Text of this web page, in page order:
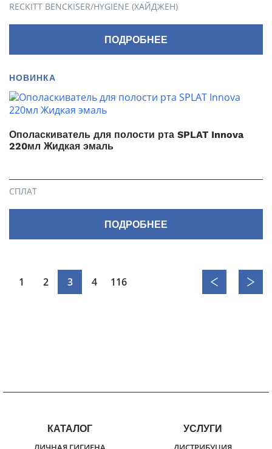
RECKITT BENCKISER/HYGIENE (ХАЙДЖЕН)
ПОДРОБНЕЕ
НОВИНКА
Ополаскиватель для полости рта SPLAT Innova
220мл Жидкая эмаль
СПЛАТ
ПОДРОБНЕЕ
1 2 3 4 116
КАТАЛОГ УСЛУГИ